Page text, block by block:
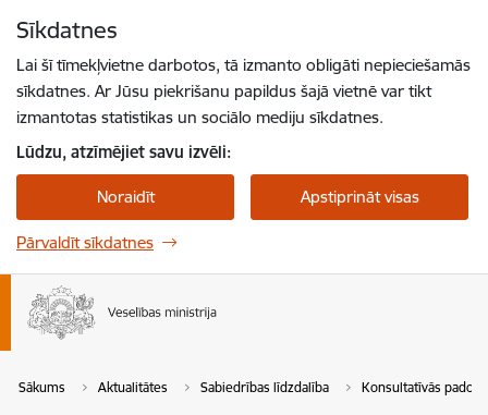
Sīkdatnes
Lai šī tīmekļvietne darbotos, tā izmanto obligāti nepieciešamās
sīkdatnes. Ar Jūsu piekrišanu papildus šajā vietnē var tikt
izmantotas statistikas un sociālo mediju sīkdatnes.
Lūdzu, atzīmējiet savu izvēli:
Noraidīt Apstiprināt visas
Pārvaldīt sīkdatnes
Sākums Aktualitātes Sabiedrības līdzdalība Konsultatīvās